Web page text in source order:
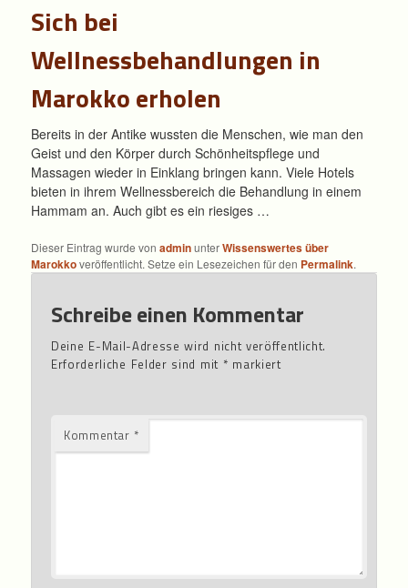
Sich bei
Wellnessbehandlungen in
Marokko erholen
Bereits in der Antike wussten die Menschen, wie man den
Geist und den Körper durch Schönheitspflege und
Massagen wieder in Einklang bringen kann. Viele Hotels
bieten in ihrem Wellnessbereich die Behandlung in einem
Hammam an. Auch gibt es ein riesiges …
Dieser Eintrag wurde vonadminunterWissenswertes über
Marokkoveröffentlicht. Setze ein Lesezeichen für den Permalink.
Schreibe einen Kommentar
Deine E-Mail-Adresse wird nicht veröffentlicht.
Erforderliche Felder sind mit * markiert
Kommentar *